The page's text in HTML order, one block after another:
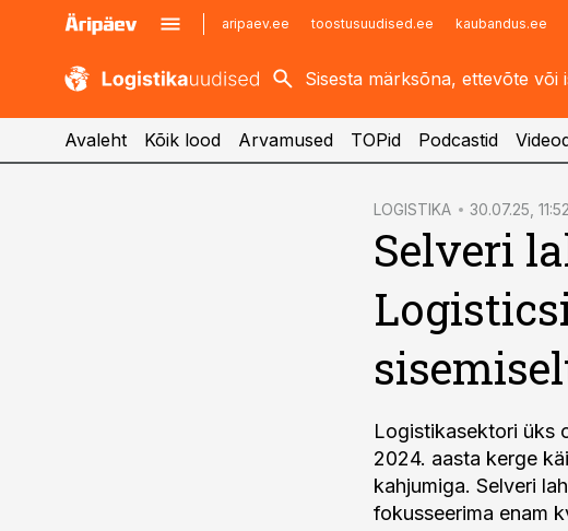
aripaev.ee toostusuudised.ee kaubandus.ee
kaubandus.ee
kinnisvarauudised.ee
imelineajalugu.ee
Avaleht Kõik lood Arvamused TOPid Podcastid
LOGISTIKA 30.07.25, 11:52
Selveri
Logistikasektori üks
2024. aasta kerge
kahjumiga. Selveri
fokusseerima enam